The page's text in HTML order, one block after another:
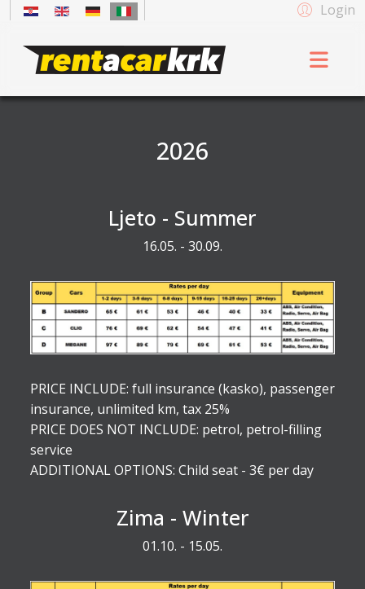
Login
2026
Ljeto - Summer
16.05. - 30.09.
PRICE INCLUDE: full insurance (kasko), passenger
insurance, unlimited km, tax 25%
PRICE DOES NOT INCLUDE: petrol, petrol-filling
service
ADDITIONAL OPTIONS: Child seat - 3€ per day
Zima - Winter
01.10. - 15.05.